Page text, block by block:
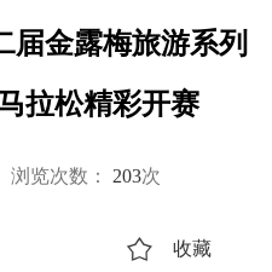
届金露梅旅游系列
拉松精彩开赛
浏览次数： 203次
收藏